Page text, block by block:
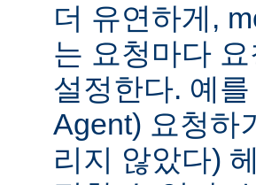
더 유연하게,
는 요청마다
설정한다. 예
Agent) 요청하
리지 않았다)